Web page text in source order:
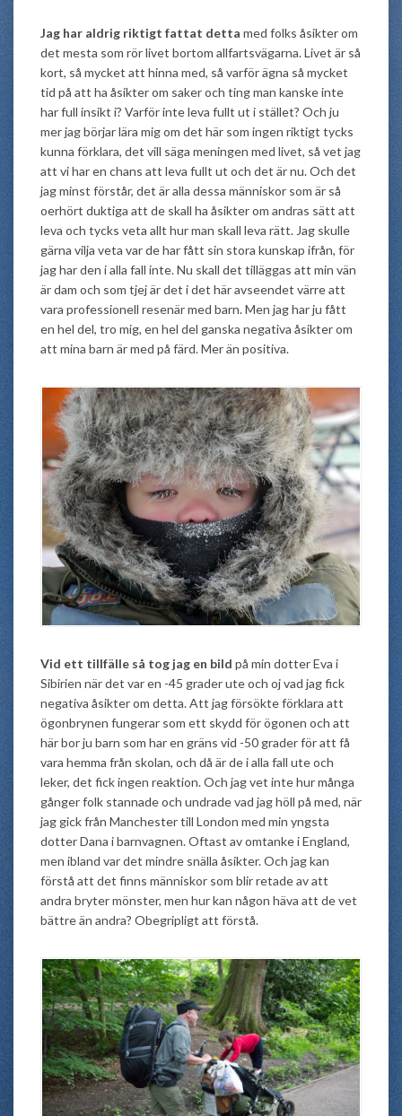
Jag har aldrig riktigt fattat detta med folks åsikter om
det mesta som rör livet bortom allfartsvägarna. Livet är så
kort, så mycket att hinna med, så varför ägna så mycket
tid på att ha åsikter om saker och ting man kanske inte
har full insikt i? Varför inte leva fullt ut i stället? Och ju
mer jag börjar lära mig om det här som ingen riktigt tycks
kunna förklara, det vill säga meningen med livet, så vet jag
att vi har en chans att leva fullt ut och det är nu. Och det
jag minst förstår, det är alla dessa människor som är så
oerhört duktiga att de skall ha åsikter om andras sätt att
leva och tycks veta allt hur man skall leva rätt. Jag skulle
gärna vilja veta var de har fått sin stora kunskap ifrån, för
jag har den i alla fall inte. Nu skall det tilläggas att min vän
är dam och som tjej är det i det här avseendet värre att
vara professionell resenär med barn. Men jag har ju fått
en hel del, tro mig, en hel del ganska negativa åsikter om
att mina barn är med på färd. Mer än positiva.
Vid ett tillfälle så tog jag en bild på min dotter Eva i
Sibirien när det var en -45 grader ute och oj vad jag fick
negativa åsikter om detta. Att jag försökte förklara att
ögonbrynen fungerar som ett skydd för ögonen och att
här bor ju barn som har en gräns vid -50 grader för att få
vara hemma från skolan, och då är de i alla fall ute och
leker, det fick ingen reaktion. Och jag vet inte hur många
gånger folk stannade och undrade vad jag höll på med, när
jag gick från Manchester till London med min yngsta
dotter Dana i barnvagnen. Oftast av omtanke i England,
men ibland var det mindre snälla åsikter. Och jag kan
förstå att det finns människor som blir retade av att
andra bryter mönster, men hur kan någon häva att de vet
bättre än andra? Obegripligt att förstå.